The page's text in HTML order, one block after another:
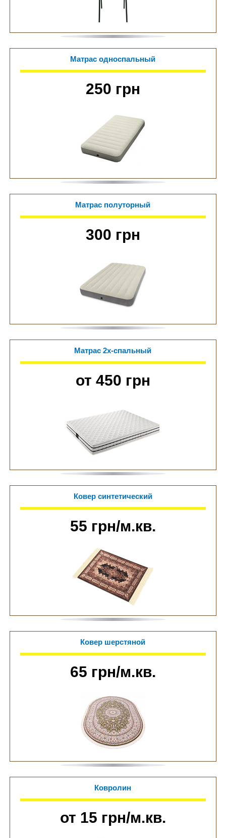
Матрас односпальный
250 грн
Матрас полуторный
300 грн
Матрас 2х-спальный
от 450 грн
Ковер синтетический
55 грн/м.кв.
Ковер шерстяной
65 грн/м.кв.
Ковролин
от 15 грн/м.кв.